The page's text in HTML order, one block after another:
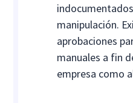
manipulación.
aprobaciones
manuales a fin
empresa como